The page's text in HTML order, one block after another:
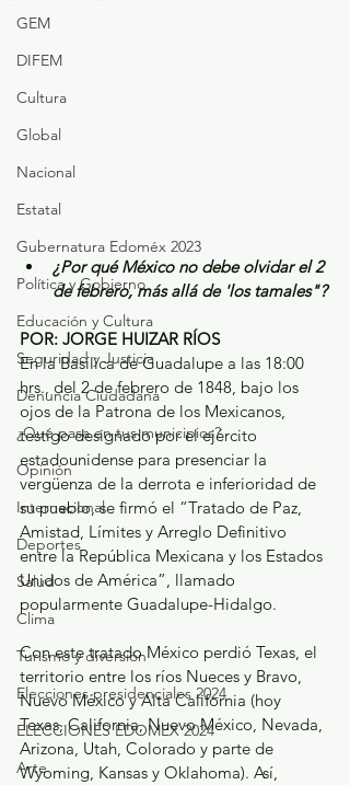
GEM
DIFEM
Cultura
Global
Nacional
Estatal
Gubernatura Edoméx 2023
Política y Gobierno
Educación y Cultura
Seguridad y Justicia
Denuncia Ciudadana
¿Qué pasa en tus municipios?
Opinión
Internacional
Deportes
Salud
Clima
Turismo y diversión
Elecciones presidenciales 2024
ELECCIONES EDOMEX 2024
Arte
¿Por qué México no debe olvidar el 2
de febrero, más allá de 'los tamales"?
POR: JORGE HUIZAR RÍOS
En la Basílica de Guadalupe a las 18:00
hrs., del 2 de febrero de 1848, bajo los
ojos de la Patrona de los Mexicanos,
testigo designado por el ejército
estadounidense para presenciar la
vergüenza de la derrota e inferioridad de
su pueblo, se firmó el “Tratado de Paz,
Amistad, Límites y Arreglo Definitivo
entre la República Mexicana y los Estados
Unidos de América”, llamado
popularmente Guadalupe-Hidalgo.
Con este tratado México perdió Texas, el
territorio entre los ríos Nueces y Bravo,
Nuevo México y Alta California (hoy
Texas, California, Nuevo México, Nevada,
Arizona, Utah, Colorado y parte de
Wyoming, Kansas y Oklahoma). Así,